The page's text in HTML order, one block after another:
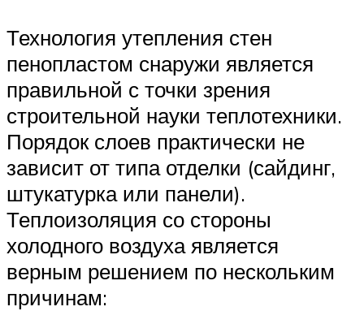
Технология утепления стен
пенопластом снаружи является
правильной с точки зрения
строительной науки теплотехники.
Порядок слоев практически не
зависит от типа отделки (сайдинг,
штукатурка или панели).
Теплоизоляция со стороны
холодного воздуха является
верным решением по нескольким
причинам: